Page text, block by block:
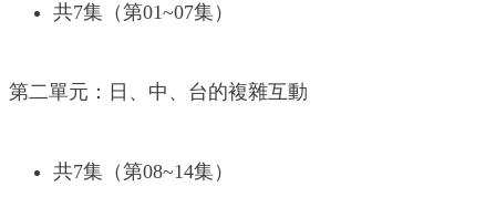
共7集（第01~07集）
第二單元：日、中、台的複雜互動
共7集（第08~14集）